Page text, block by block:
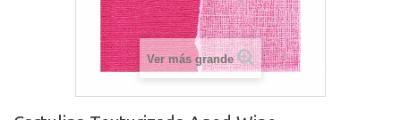
Ver más grande